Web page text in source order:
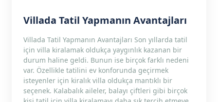
Villada Tatil Yapmanın Avantajları
Villada Tatil Yapmanın Avantajları Son yıllarda tatil
için villa kiralamak oldukça yaygınlık kazanan bir
durum haline geldi. Bunun ise birçok farklı nedeni
var. Özellikle tatilini ev konforunda geçirmek
isteyenler için kiralık villa oldukça mantıklı bir
seçenek. Kalabalık aileler, balayı çiftleri gibi birçok